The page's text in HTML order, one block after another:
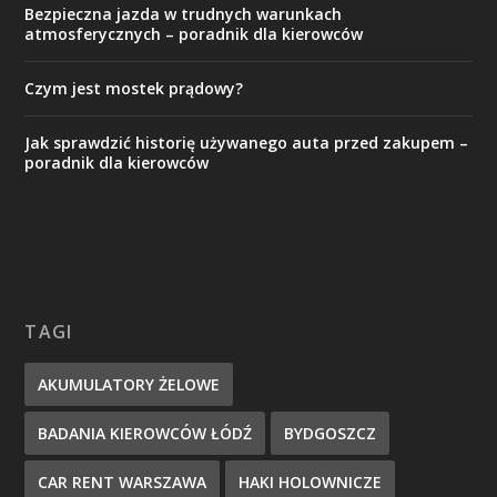
Bezpieczna jazda w trudnych warunkach
atmosferycznych – poradnik dla kierowców
Czym jest mostek prądowy?
Jak sprawdzić historię używanego auta przed zakupem –
poradnik dla kierowców
TAGI
AKUMULATORY ŻELOWE
BADANIA KIEROWCÓW ŁÓDŹ BYDGOSZCZ
CAR RENT WARSZAWA HAKI HOLOWNICZE